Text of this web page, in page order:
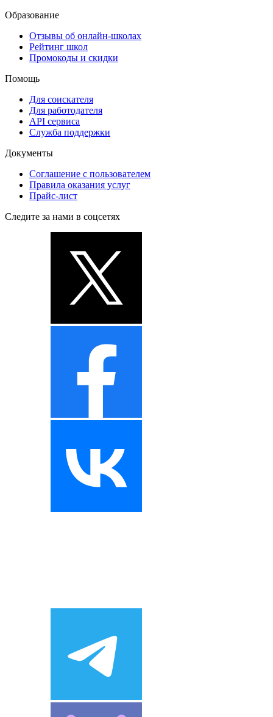
Образование
Отзывы об онлайн-школах
Рейтинг школ
Промокоды и скидки
Помощь
Для соискателя
Для работодателя
API сервиса
Служба поддержки
Документы
Соглашение с пользователем
Правила оказания услуг
Прайс-лист
Следите за нами в соцсетях